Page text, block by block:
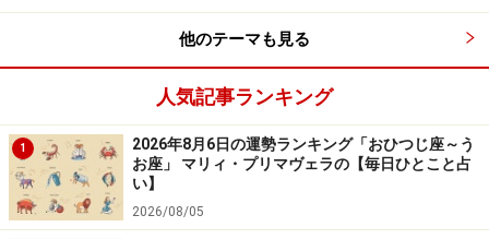
他のテーマも見る
人気記事ランキング
1
2026年8月6日の運勢ランキング「おひつじ座～う
お座」 マリィ・プリマヴェラの【毎日ひとこと占
い】
2026/08/05